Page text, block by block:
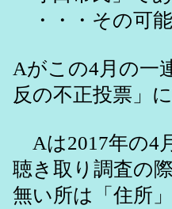
・・・その可
Aがこの4月の一
反の不正投票」
Aは2017年の4
聴き取り調査の
無い所は「住所